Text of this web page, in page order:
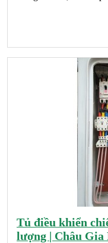
Tủ điều khiển
lượng | Châu Gia